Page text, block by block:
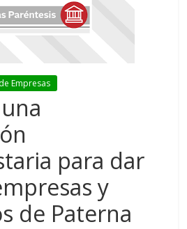
Empresas
para dar
y
de Paterna